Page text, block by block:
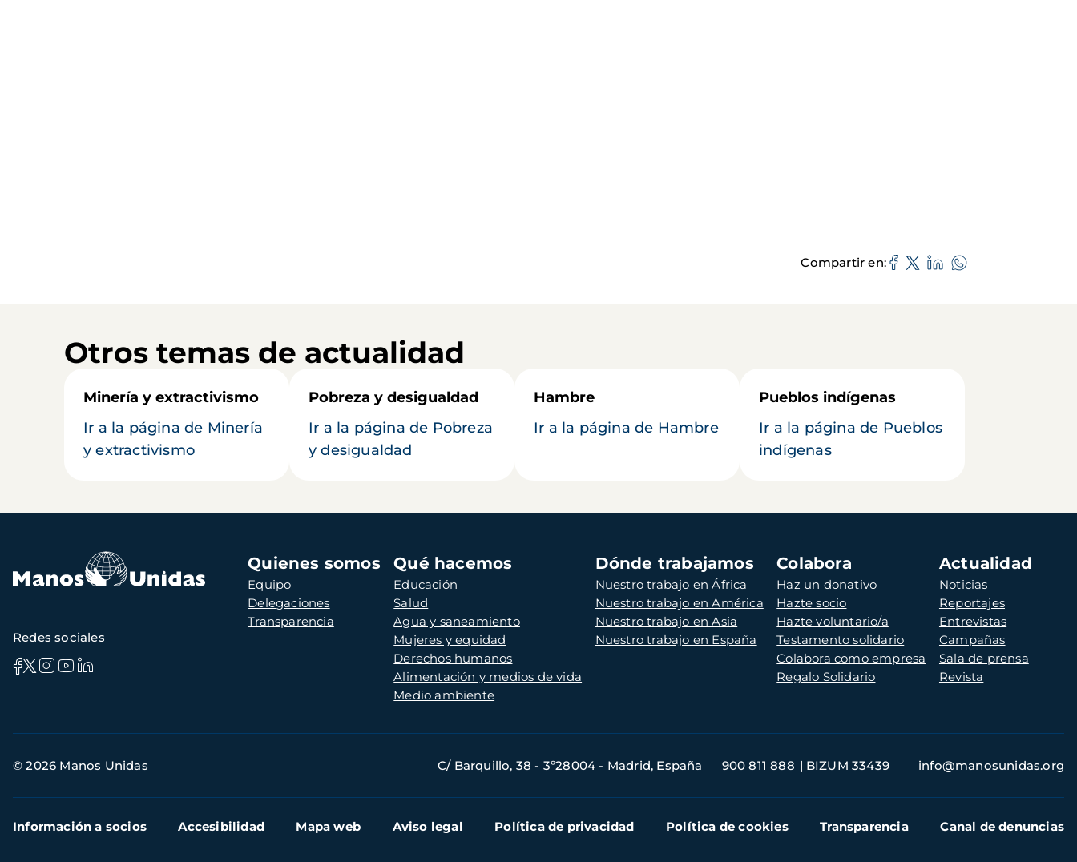
Compartir en
Otros temas de actualidad
Minería y extractivismo
Ir a la página de Minería
y extractivismo
Pobreza y desigualdad
Ir a la página de Pobreza
y desigualdad
Hambre
Ir a la página de Hambre
Pueblos indígenas
Ir a la página de Pueblos
indígenas
Navegación
principal
Quienes somos
Equipo
Delegaciones
Transparencia
Qué hacemos
Educación
Salud
Agua y saneamiento
Mujeres y equidad
Derechos humanos
Alimentación y medios de vida
Medio ambiente
Dónde trabajamos
Nuestro trabajo en África
Nuestro trabajo en América
Nuestro trabajo en Asia
Nuestro trabajo en España
Colabora
Haz un donativo
Hazte socio
Hazte voluntario/a
Testamento solidario
Colabora como empresa
Regalo Solidario
Actualidad
Noticias
Reportajes
Entrevistas
Campañas
Sala de prensa
Revista
Redes sociales
de
© 2026 Manos Unidas C/ Barquillo, 38 - 3º28004 - Madrid, España 900 811 888 BIZUM 33439 info@manosunidas.org
Menú
Información a socios Accesibilidad Mapa web Aviso legal Política de privacidad Política de cookies Transparencia Canal de denuncias